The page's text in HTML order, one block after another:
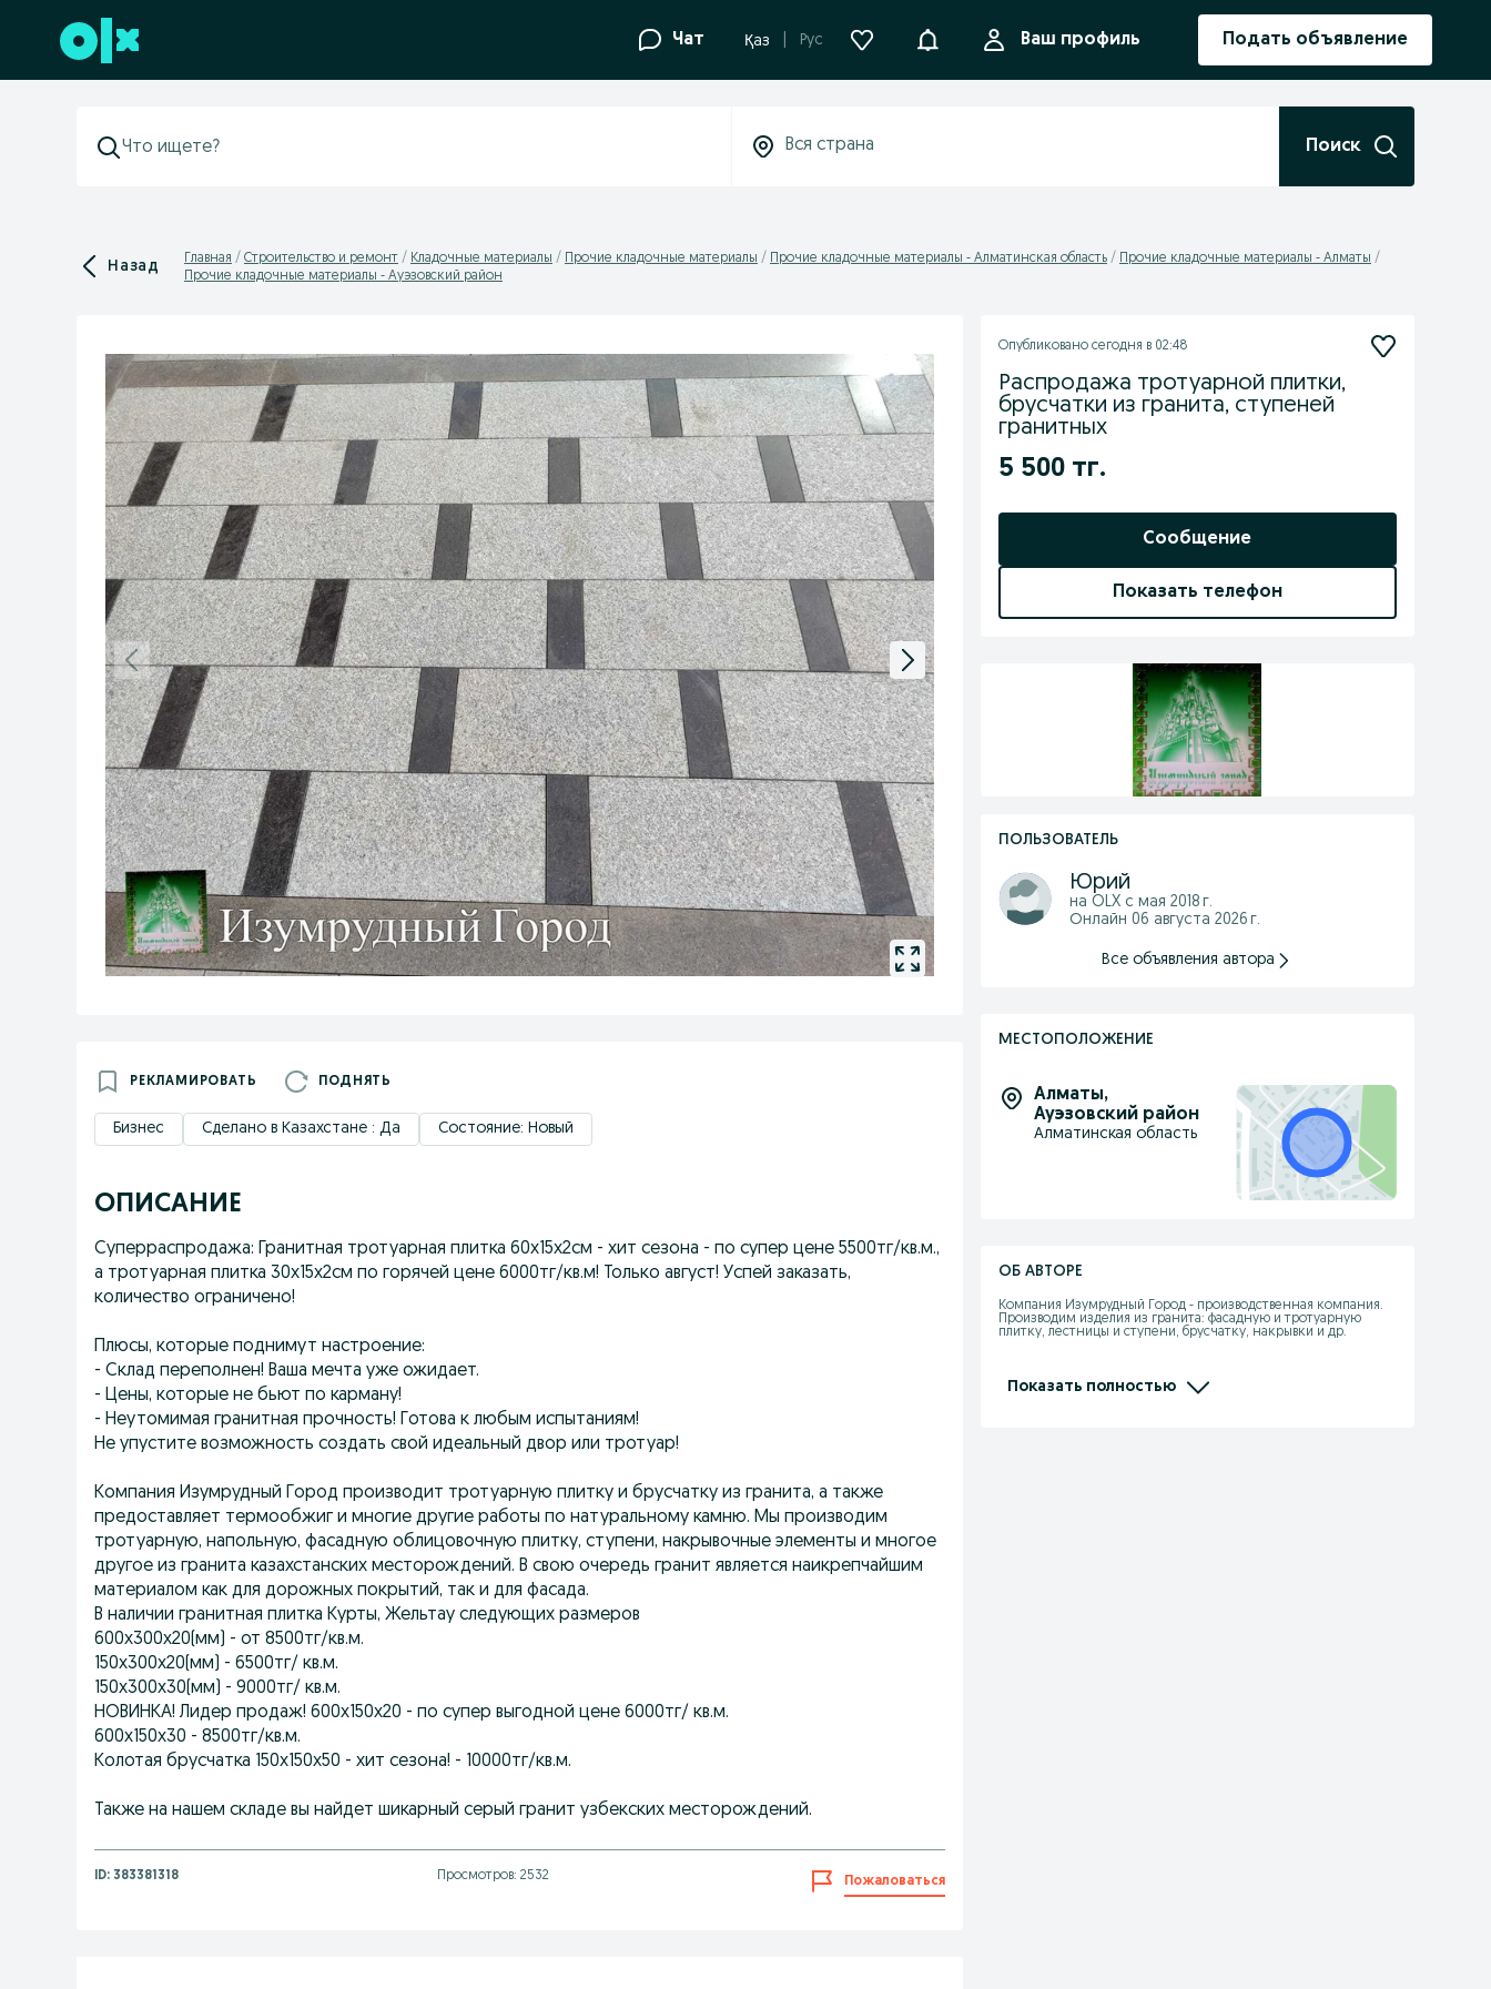
Перейти к нижнему колонтитулу Чат Қаз Рус УведомленияВаш профиль Подать объявление
Поиск
Назад Главная Строительство и ремонт Кладочные материалы Прочие кладочные материалы Прочие кладочные материалы - Алматинская область
Прочие кладочные материалы - Алматы
Прочие кладочные материалы - Ауэзовский район
РЕКЛАМИРОВАТЬ ПОДНЯТЬ
Бизнес Сделано в Казахстане : Да Состояние: Новый
ОПИСАНИЕ
Суперраспродажа: Гранитная тротуарная плитка 60х15х2см - хит сезона - по супер цене 5500тг/кв.м.,
а тротуарная плитка 30х15х2см по горячей цене 6000тг/кв.м! Только август! Успей заказать,
количество ограничено!
Плюсы, которые поднимут настроение:
- Склад переполнен! Ваша мечта уже ожидает.
- Цены, которые не бьют по карману!
- Неутомимая гранитная прочность! Готова к любым испытаниям!
Не упустите возможность создать свой идеальный двор или тротуар!
Компания Изумрудный Город производит тротуарную плитку и брусчатку из гранита, а также
предоставляет термообжиг и многие другие работы по натуральному камню. Мы производим
тротуарную, напольную, фасадную облицовочную плитку, ступени, накрывочные элементы и многое
другое из гранита казахстанских месторождений. В свою очередь гранит является наикрепчайшим
материалом как для дорожных покрытий, так и для фасада.
В наличии гранитная плитка Курты, Жельтау следующих размеров
600x300x20(мм) - от 8500тг/кв.м.
150x300x20(мм) - 6500тг/ кв.м.
150x300x30(мм) - 9000тг/ кв.м.
НОВИНКА! Лидер продаж! 600x150x20 - по супер выгодной цене 6000тг/ кв.м.
600x150x30 - 8500тг/кв.м.
Колотая брусчатка 150х150х50 - хит сезона! - 10000тг/кв.м.
Также на нашем складе вы найдет шикарный серый гранит узбекских месторождений.
ID: 383381318 Просмотров: 2532 Пожаловаться
Опубликовано сегодня в 02:48
Распродажа тротуарной плитки,
брусчатки из гранита, ступеней
гранитных
5 500 тг.
Сообщение
Показать телефон
ПОЛЬЗОВАТЕЛЬ
Юрий
на OLX с мая 2018 г.
Онлайн 06 августа 2026 г.
Все объявления автора
МЕСТОПОЛОЖЕНИЕ
Алматы,
Ауэзовский район
Алматинская область
ОБ АВТОРЕ
Компания Изумрудный Город - производственная компания.
Производим изделия из гранита: фасадную и тротуарную
плитку, лестницы и ступени, брусчатку, накрывки и др.
Компания Изумрудный Город предоставляет услуги по
обработке камня: распил, обжиг (термообработка), полировка,
Показать полностью